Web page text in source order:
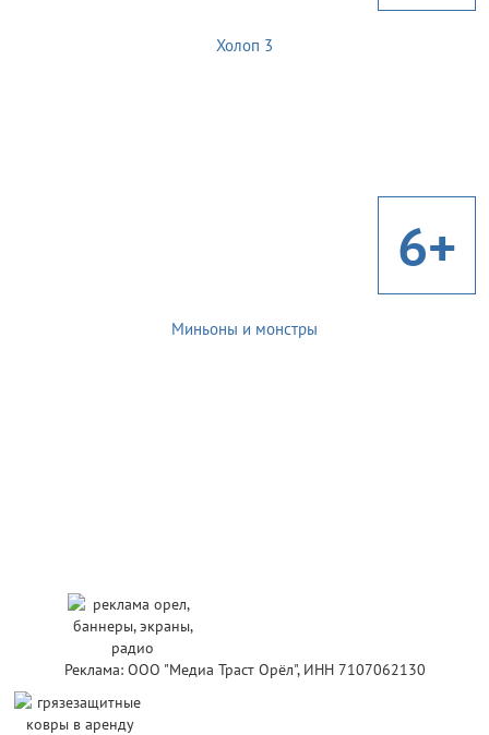
Холоп 3
6+
Миньоны и монстры
Реклама: ООО "Медиа Траст Орёл", ИНН 7107062130